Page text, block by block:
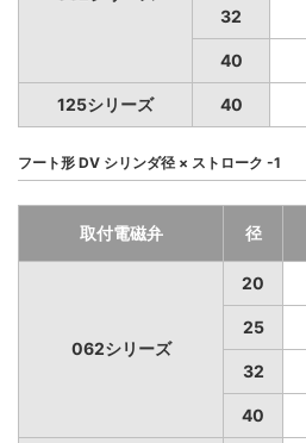
32
40
125シリーズ 40
フート形 DV シリンダ径 × ストローク -1
取付電磁弁 径
062シリーズ
20
25
32
40